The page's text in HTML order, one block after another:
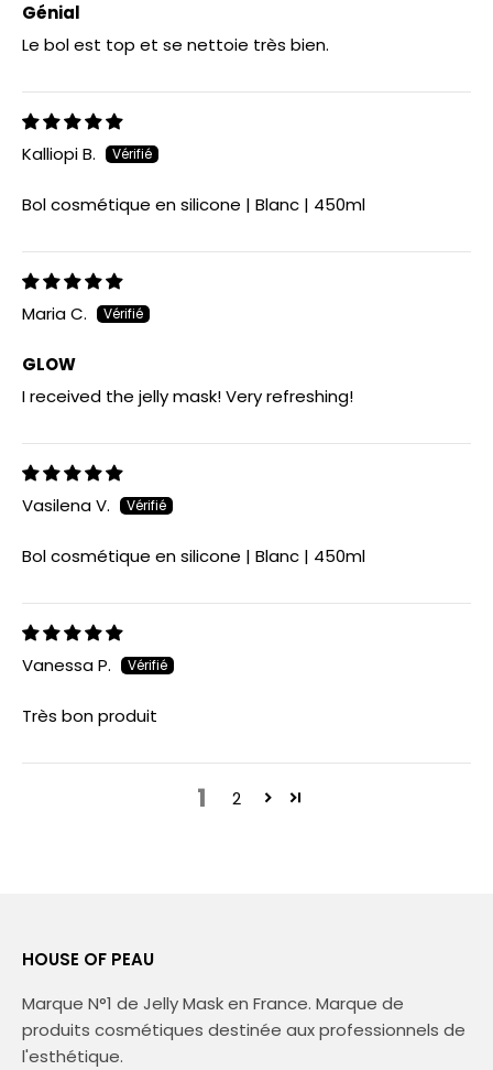
Génial
Le bol est top et se nettoie très bien.
Kalliopi B.
Bol cosmétique en silicone | Blanc | 450ml
Maria C.
GLOW
I received the jelly mask! Very refreshing!
Vasilena V.
Bol cosmétique en silicone | Blanc | 450ml
Vanessa P.
Très bon produit
1 2
HOUSE OF PEAU
Marque N°1 de Jelly Mask en France. Marque de
produits cosmétiques destinée aux professionnels de
l'esthétique.